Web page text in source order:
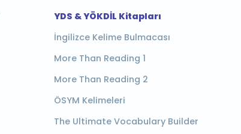
YDS & YÖKDİL Kitapları
İngilizce Kelime Bulmacası
More Than Reading 1
More Than Reading 2
ÖSYM Kelimeleri
The Ultimate Vocabulary Builder